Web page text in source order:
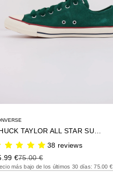
38 reviews
de oferta
€Precio anterior
75.00 €
más bajo de los últimos 30 días: 75.00 €